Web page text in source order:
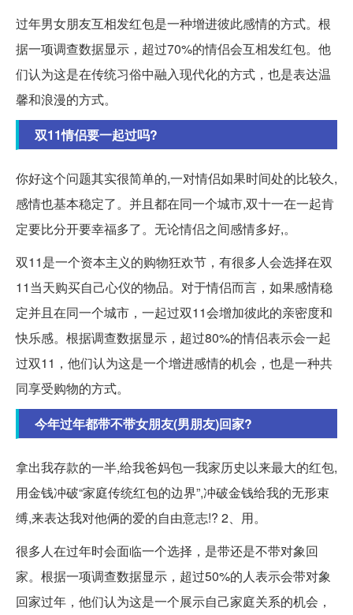
过年男女朋友互相发红包是一种增进彼此感情的方式。根
据一项调查数据显示，超过70%的情侣会互相发红包。他
们认为这是在传统习俗中融入现代化的方式，也是表达温
馨和浪漫的方式。
双11情侣要一起过吗?
你好这个问题其实很简单的,一对情侣如果时间处的比较久,
感情也基本稳定了。并且都在同一个城市,双十一在一起肯
定要比分开要幸福多了。无论情侣之间感情多好,。
双11是一个资本主义的购物狂欢节，有很多人会选择在双
11当天购买自己心仪的物品。对于情侣而言，如果感情稳
定并且在同一个城市，一起过双11会增加彼此的亲密度和
快乐感。根据调查数据显示，超过80%的情侣表示会一起
过双11，他们认为这是一个增进感情的机会，也是一种共
同享受购物的方式。
今年过年都带不带女朋友(男朋友)回家?
拿出我存款的一半,给我爸妈包一我家历史以来最大的红包,
用金钱冲破“家庭传统红包的边界”,冲破金钱给我的无形束
缚,来表达我对他俩的爱的自由意志!? 2、用。
很多人在过年时会面临一个选择，是带还是不带对象回
家。根据一项调查数据显示，超过50%的人表示会带对象
回家过年，他们认为这是一个展示自己家庭关系的机会，